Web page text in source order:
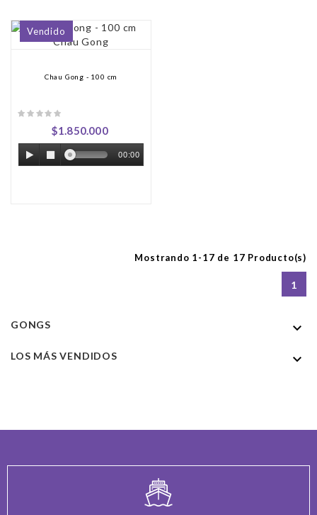
Vendido
Chau Gong - 100 cm
$1.850.000
00:00
Mostrando 1-17 de 17 Producto(s)
1
GONGS 
LOS MÁS VENDIDOS 